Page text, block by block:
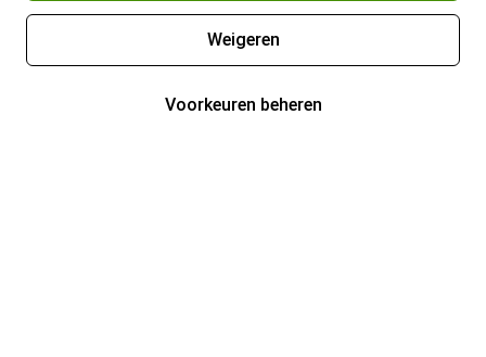
Weigeren
Voorkeuren beheren